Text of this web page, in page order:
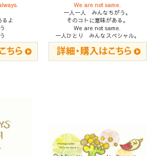
We are not same.
るよ
一人一人 みんなちがう。
そのコトに意味がある。
We are not same.
一人ひとり みんなスペシャル。